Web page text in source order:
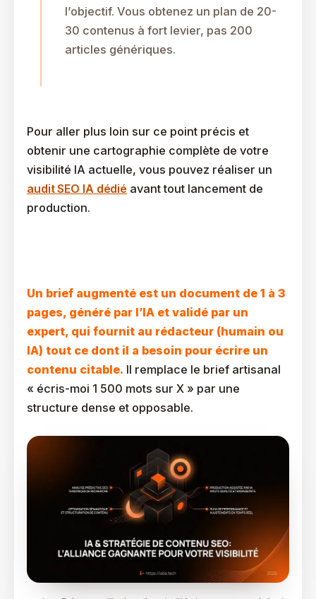
l’objectif. Vous obtenez un plan de 20-
30 contenus à fort levier, pas 200
articles génériques.
Pour aller plus loin sur ce point précis et
obtenir une cartographie complète de votre
visibilité IA actuelle, vous pouvez réaliser un
audit SEO IA dédié avant tout lancement de
production.
Un brief augmenté est un document de 1 à 3
pages, généré par l’IA et validé par un
expert, qui fournit au rédacteur (humain ou
IA) tout ce dont il a besoin pour écrire un
contenu citable. Il remplace le brief artisanal
« écris-moi 1 500 mots sur X » par une
structure dense et opposable.